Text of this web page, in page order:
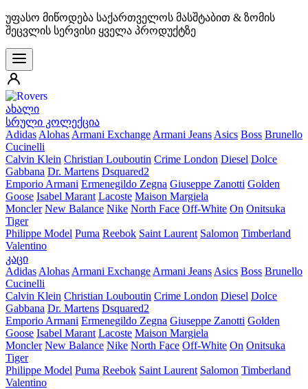
უფასო მიწოდება საქართველოს მასშტაბით & ზომის
შეცვლის სერვისი ყველა პროდუქტზე
ახალი
სრული კოლექცია
Adidas Alohas Armani Exchange Armani Jeans Asics Boss Brunello
Cucinelli
Calvin Klein Christian Louboutin Crime London Diesel Dolce
Gabbana Dr. Martens Dsquared2
Emporio Armani Ermenegildo Zegna Giuseppe Zanotti Golden
Goose Isabel Marant Lacoste Maison Margiela
Moncler New Balance Nike North Face Off-White On Onitsuka
Tiger
Philippe Model Puma Reebok Saint Laurent Salomon Timberland
Valentino
კაცი
Adidas Alohas Armani Exchange Armani Jeans Asics Boss Brunello
Cucinelli
Calvin Klein Christian Louboutin Crime London Diesel Dolce
Gabbana Dr. Martens Dsquared2
Emporio Armani Ermenegildo Zegna Giuseppe Zanotti Golden
Goose Isabel Marant Lacoste Maison Margiela
Moncler New Balance Nike North Face Off-White On Onitsuka
Tiger
Philippe Model Puma Reebok Saint Laurent Salomon Timberland
Valentino